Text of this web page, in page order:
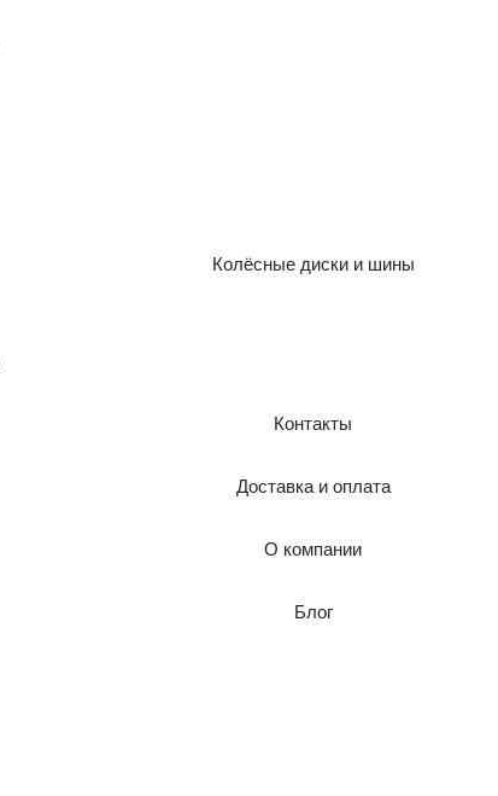
Колёсные диски и шины
Контакты
Доставка и оплата
О компании
Блог